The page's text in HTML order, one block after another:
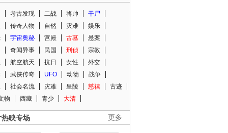
考古发现 二战 将帅
干尸
传奇人物 自然 灾难
娱乐
宇宙奥秘 宫殿 古墓
悬案
奇闻异事 民国 刑侦
宗教
航空航天 抗日 女性
外交
武侠传奇 UFO 动物
战争
社会名流 灾难 皇陵 慈禧
古迹
物
西藏 青少 大清
更多
映专场